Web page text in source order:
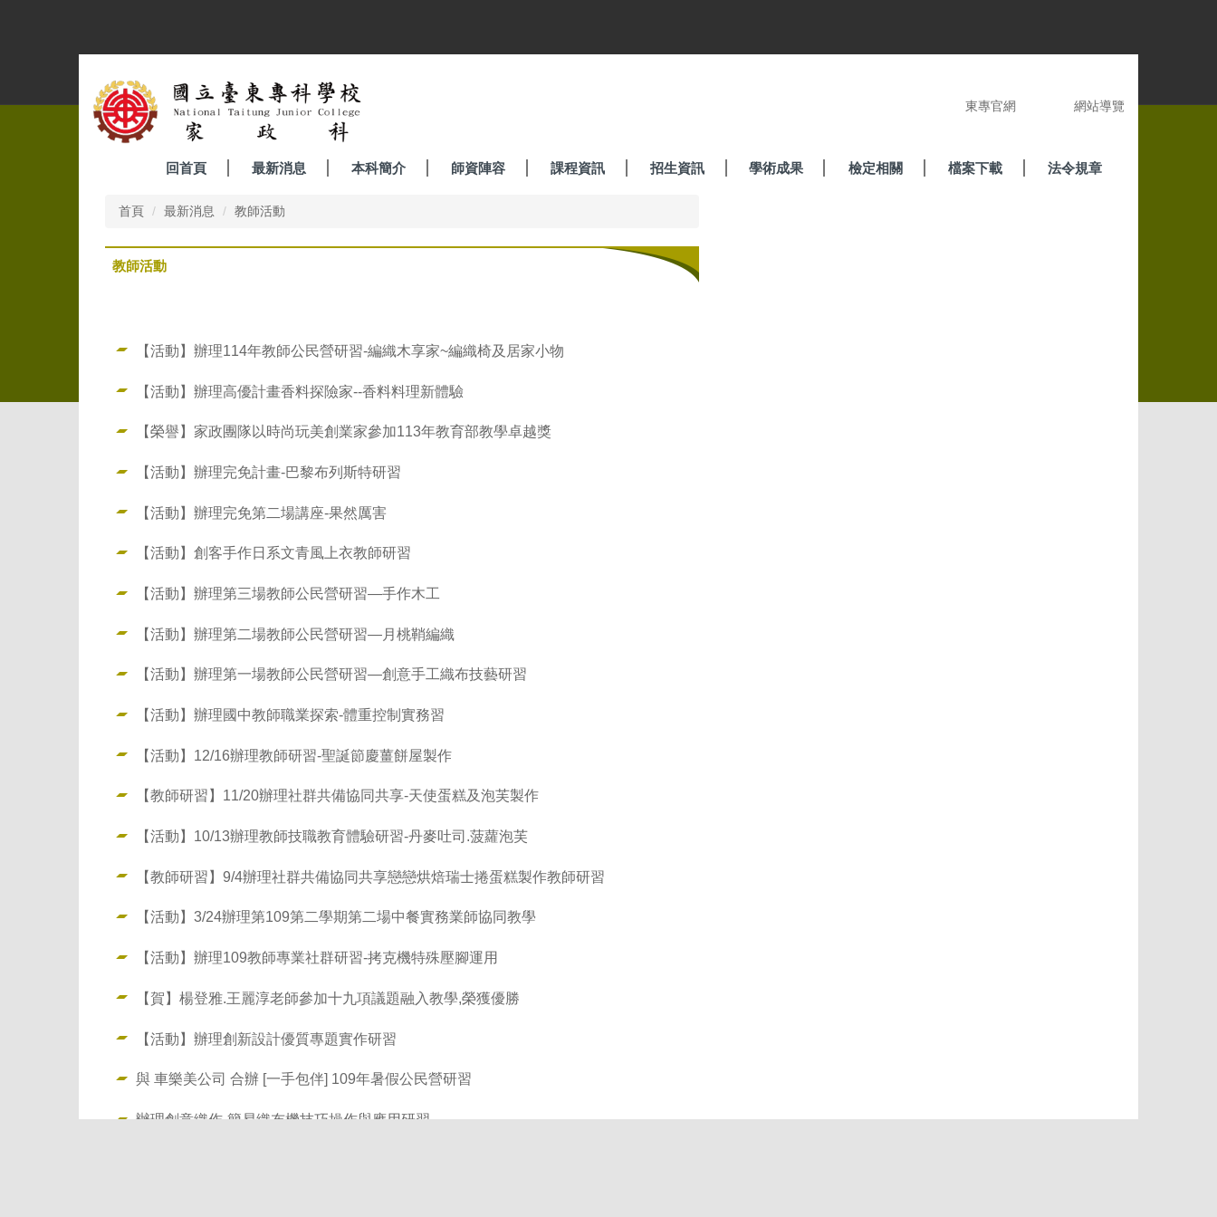
容
東專官網 網站導覽
回首頁 最新消息 本科簡介 師資陣容 課程資訊 招生資訊 學術成果 檢定相關 檔案下載 法令規章
首頁 最新消息 教師活動
教師活動
【活動】辦理114年教師公民營研習-編織木享家~編織椅及居家小物
【活動】辦理高優計畫香料探險家--香料料理新體驗
【榮譽】家政團隊以時尚玩美創業家參加113年教育部教學卓越獎
【活動】辦理完免計畫-巴黎布列斯特研習
【活動】辦理完免第二場講座-果然厲害
【活動】創客手作日系文青風上衣教師研習
【活動】辦理第三場教師公民營研習—手作木工
【活動】辦理第二場教師公民營研習—月桃鞘編織
【活動】辦理第一場教師公民營研習—創意手工織布技藝研習
【活動】辦理國中教師職業探索-體重控制實務習
【活動】12/16辦理教師研習-聖誕節慶薑餅屋製作
【教師研習】11/20辦理社群共備協同共享-天使蛋糕及泡芙製作
【活動】10/13辦理教師技職教育體驗研習-丹麥吐司.菠蘿泡芙
【教師研習】9/4辦理社群共備協同共享戀戀烘焙瑞士捲蛋糕製作教師研習
【活動】3/24辦理第109第二學期第二場中餐實務業師協同教學
【活動】辦理109教師專業社群研習-拷克機特殊壓腳運用
【賀】楊登雅.王麗淳老師參加十九項議題融入教學,榮獲優勝
【活動】辦理創新設計優質專題實作研習
與 車樂美公司 合辦 [一手包伴] 109年暑假公民營研習
辦理創意織作-簡易織布機技巧操作與應用研習